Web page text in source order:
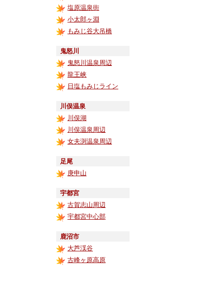
塩原温泉街
小太郎ヶ淵
もみじ谷大吊橋
鬼怒川
鬼怒川温泉周辺
龍王峡
日塩もみじライン
川俣温泉
川俣湖
川俣温泉周辺
女夫渕温泉周辺
足尾
庚申山
宇都宮
古賀志山周辺
宇都宮中心部
鹿沼市
大芦渓谷
古峰ヶ原高原